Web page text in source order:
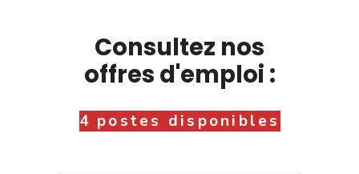
Consultez nos
offres d'emploi :
4 postes disponibles